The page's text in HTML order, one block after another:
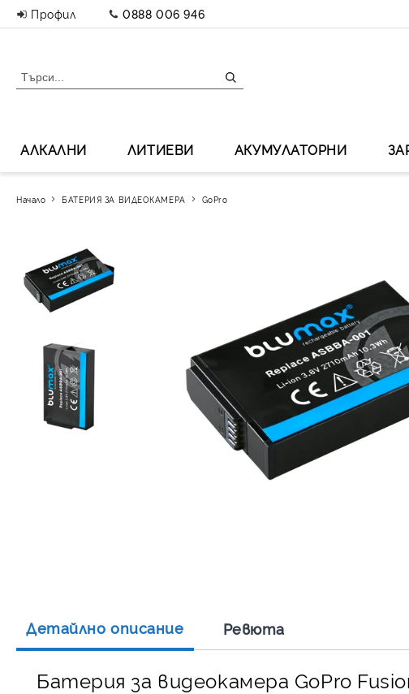
Профил 0888 006 946
АЛКАЛНИ ЛИТИЕВИ АКУМУЛАТОРНИ
Начало БАТЕРИЯ ЗА ВИДЕОКАМЕРА GoPro
Детайлно описание Ревюта
Батерия за видеокамера GoPro